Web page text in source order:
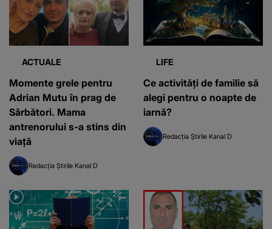
ACTUALE
Momente grele pentru
Adrian Mutu în prag de
Sărbători. Mama
antrenorului s-a stins din
viață
Redacția Știrile Kanal D
LIFE
Ce activități de familie să
alegi pentru o noapte de
iarnă?
Redacția Știrile Kanal D